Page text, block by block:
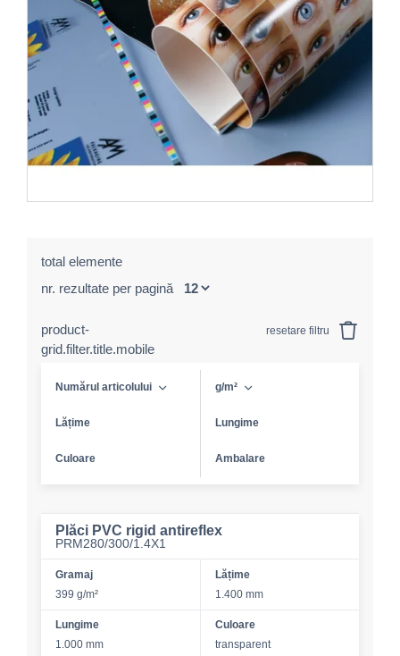
total elemente
nr. rezultate per pagină
product-
grid.filter.title.mobile
resetare filtru
Numărul articolului g/m²
Lățime Lungime
Culoare Ambalare
Plăci PVC rigid antireflex
PRM280/300/1.4X1
Gramaj
399 g/m²
Lățime
1.400 mm
Lungime
1.000 mm
Culoare
transparent